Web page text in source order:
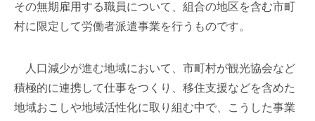
その無期雇用する職員について、組合の地区を含む市町
村に限定して労働者派遣事業を行うものです。
人口減少が進む地域において、市町村が観光協会など
積極的に連携して仕事をつくり、移住支援などを含めた
地域おこしや地域活性化に取り組む中で、こうした事業